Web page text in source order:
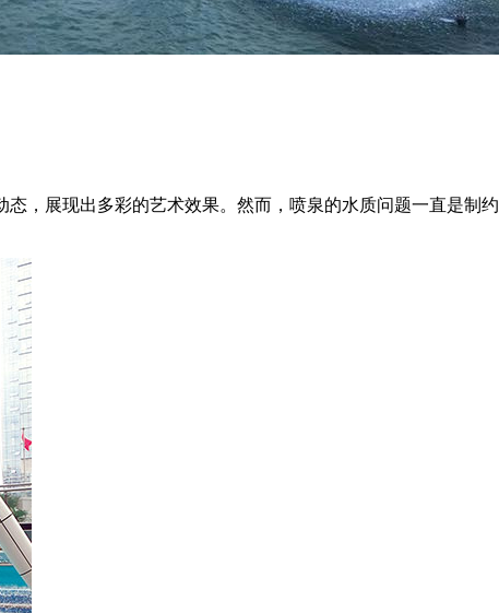
，展现出多彩的艺术效果。然而，喷泉的水质问题一直是制